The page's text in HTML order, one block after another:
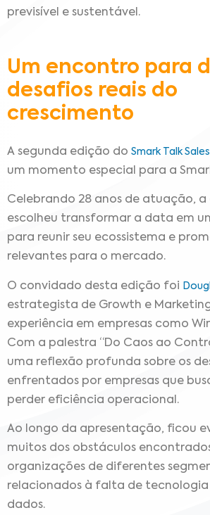
previsível e sustentável.
Um encontro para
desafios reais do
crescimento
A segunda edição do Smark Talk Sales
um momento especial para a
Celebrando 28 anos de atuação, a
escolheu transformar a data em
para reunir seu ecossistema e
relevantes para o mercado.
O convidado desta edição foi
estrategista de Growth e
experiência em empresas como
Com a palestra “Do Caos ao
uma reflexão profunda sobre os
enfrentados por empresas que
perder eficiência operacional.
Ao longo da apresentação, ficou
muitos dos obstáculos
organizações de diferentes
relacionados à falta de tecnologia
dados.